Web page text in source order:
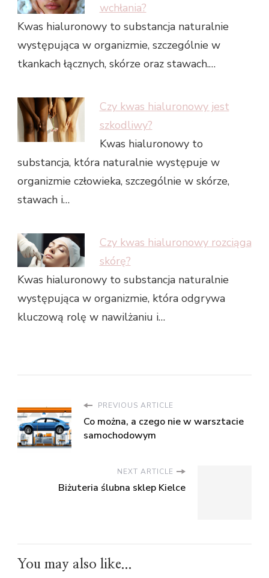
wchłania?
Kwas hialuronowy to substancja naturalnie
występująca w organizmie, szczególnie w
tkankach łącznych, skórze oraz stawach.…
Czy kwas hialuronowy jest
szkodliwy?
Kwas hialuronowy to
substancja, która naturalnie występuje w
organizmie człowieka, szczególnie w skórze,
stawach i…
Czy kwas hialuronowy rozciąga
skórę?
Kwas hialuronowy to substancja naturalnie
występująca w organizmie, która odgrywa
kluczową rolę w nawilżaniu i…
PREVIOUS ARTICLE
Co można, a czego nie w warsztacie
samochodowym
NEXT ARTICLE
Biżuteria ślubna sklep Kielce
You may also like...